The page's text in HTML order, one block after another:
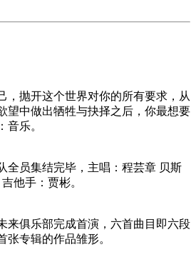
，抛开这个世界对你的所有要求，从
望中做出牺牲与抉择之后，你最想要
音乐。
全员集结完毕，主唱：程芸章 贝斯
他手：贾彬。
来俱乐部完成首演，六首曲目即六段
张专辑的作品雏形。